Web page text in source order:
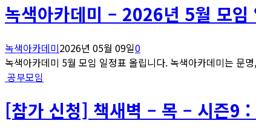
녹색아카데미 – 2026년 5월 모임
녹색아카데미2026년 05월 09일0
녹색아카데미 5월 모임 일정표 올립니다. 녹색아카데미는 문
공부모임
[참가 신청] 책새벽 – 목 – 시즌9 :